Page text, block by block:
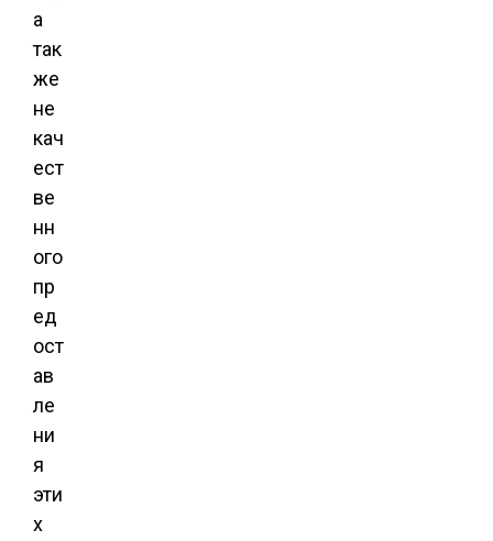
а
так
же
не
кач
ест
ве
нн
ого
пр
ед
ост
ав
ле
ни
я
эти
х